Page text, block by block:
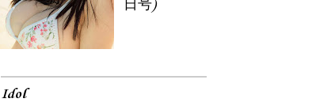
日号)
Idol